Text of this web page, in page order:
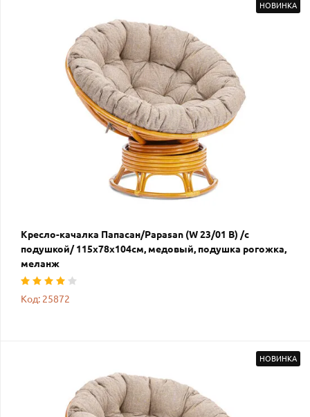
НОВИНКА
Кресло-качалка Папасан/Papasan (W 23/01 B) /с
подушкой/ 115х78х104см, медовый, подушка рогожка,
меланж
Код: 25872
НОВИНКА